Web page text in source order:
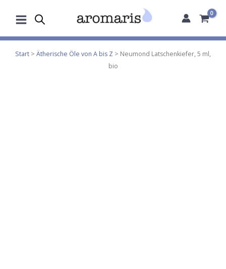
Inhalt
Start > Ätherische Öle von A bis Z > Neumond Latschenkiefer, 5 ml,
bio